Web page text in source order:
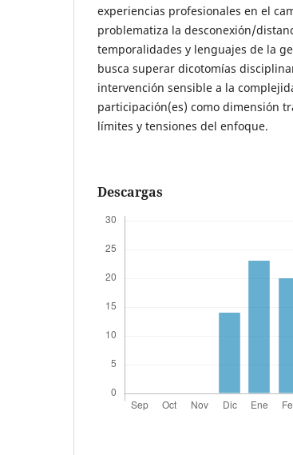
experiencias profesionales en el
problematiza la desconexión/
temporalidades y lenguajes de la
busca superar dicotomías
intervención sensible a la
participación(es) como dimensión
límites y tensiones del enfoque.
Descargas